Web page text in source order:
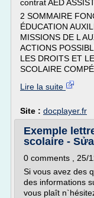
contrat AED
2 SOMMAIRE
ÉDUCATION
MISSIONS DE L
ACTIONS
LES DROITS ET
SCOLAIRE
Lire la suite
Site : docplayer.fr
Exemple
scolaire -
0 comments , 25/
Si vous avez des
des informations
vous plaît